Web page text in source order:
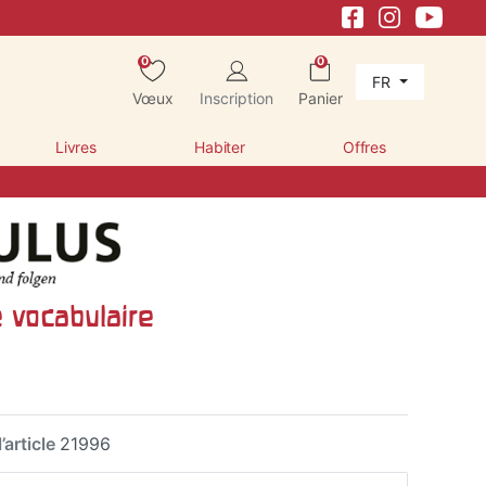
0
Vœux Inscription
0
Panier
FR
Livres Habiter Offres
vocabulaire
21996